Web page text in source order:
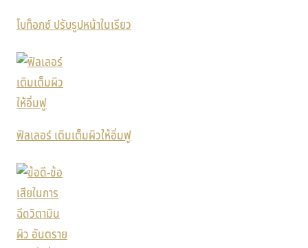
โบท็อกซ์ ปรับรูปหน้าในเรียว
ฟิลเลอร์ เติมเต็มผิวให้อิ่มฟู